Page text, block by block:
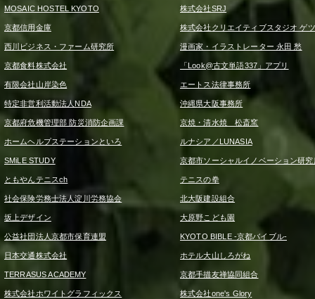
MOSAIC HOSTEL KYOTO 株式会社SRJ
京都信用金庫 株式会社クリエイティブスタジオ ゲ
西川ビジネス・ファーム研究所 漫画家・イラストレーター 永田 愁
京都食料株式会社 「Look@古文単語337」アプリ
有限会社山岸染色 エートス法律事務所
特定非営利活動法人NDA 沖縄県大阪事務所
京都府危機管理部 防災消防企画課 京焼・清水焼 松斎窯
ホームヘルプステーションといろ ルナシア／LUNASIA
SMiLE STUDY 京都市ソーシャルイノベーション研究
ともやんテニスch テニスの拳
社会保険労務士法人淀川労務協会 北大阪建設組合
坂上デザイン 大原野こども園
公益社団法人京都市保育連盟 KYOTO BIBLE -京都バイブル-
日本交通株式会社 ホテル大山しろがね
TERRASUS ACADEMY 京都手描友禅協同組合
株式会社ホワイトグラフィックス 株式会社one's Glory